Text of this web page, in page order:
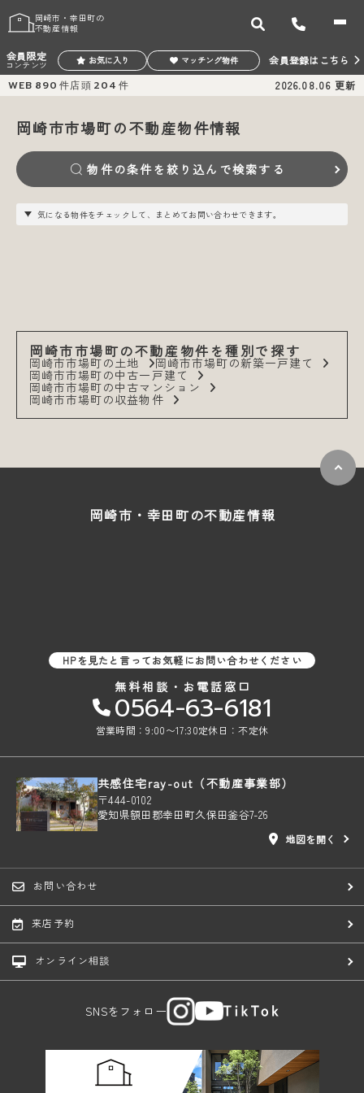
岡崎市・幸田町の
不動産情報
会員限定
コンテンツ お気に入り マッチング物件 会員登録はこちら
WEB 890 件店頭 204 件 2026.08.06 更新
岡崎市市場町の不動産物件情報
物件の条件を絞り込んで検索する
気になる物件をチェックして、まとめてお問い合わせできます。
岡崎市市場町の不動産物件を種別で探す
岡崎市市場町の土地 岡崎市市場町の新築一戸建て
岡崎市市場町の中古一戸建て
岡崎市市場町の中古マンション
岡崎市市場町の収益物件
岡崎市・幸田町の不動産情報
HPを見たと言ってお気軽にお問い合わせください
無料相談・お電話窓口
0564-63-6181
営業時間：9:00〜17:30定休日：不定休
共感住宅ray-out（不動産事業部）
〒444-0102
愛知県額田郡幸田町久保田釜谷7-26
地図を開く
お問い合わせ
来店予約
オンライン相談
SNSをフォロー